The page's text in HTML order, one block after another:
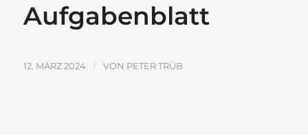
Aufgabenblatt
12. MÄRZ 2024 / VON PETER TRÜB